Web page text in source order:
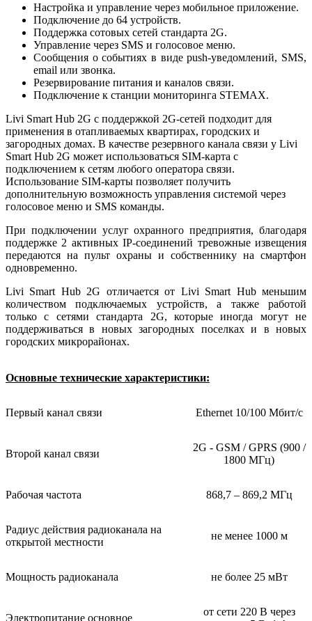
Настройка и управление через мобильное приложение.
Подключение до 64 устройств.
Поддержка сотовых сетей стандарта 2G.
Управление через SMS и голосовое меню.
Сообщения о событиях в виде push-уведомлений, SMS,
email или звонка.
Резервирование питания и каналов связи.
Подключение к станции мониторинга STEMAX.
Livi Smart Hub 2G с поддержкой 2G-сетей подходит для
применения в отапливаемых квартирах, городских и
загородных домах. В качестве резервного канала связи у Livi
Smart Hub 2G может использоваться SIM-карта с
подключением к сетям любого оператора связи.
Использование SIM-карты позволяет получить
дополнительную возможность управления системой через
голосовое меню и SMS команды.
При подключении услуг охранного предприятия, благодаря
поддержке 2 активных IP-соединений тревожные извещения
передаются на пульт охраны и собственнику на смартфон
одновременно.
Livi Smart Hub 2G отличается от Livi Smart Hub меньшим
количеством подключаемых устройств, а также работой
только с сетями стандарта 2G, которые иногда могут не
поддерживаться в новых загородных поселках и в новых
городских микрорайонах.
Основные технические характеристики:
Первый канал связи Ethernet 10/100 Мбит/с
Второй канал связи
2G - GSM / GPRS (900 /
1800 МГц)
Рабочая частота 868,7 – 869,2 МГц
Радиус действия радиоканала на
открытой местности
не менее 1000 м
Мощность радиоканала не более 25 мВт
Электропитание основное
от сети 220 В через